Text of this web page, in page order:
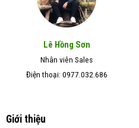
Lê Hồng Sơn
Nhân viên Sales
Điện thoại: 0977.032.686
Giới thiệu